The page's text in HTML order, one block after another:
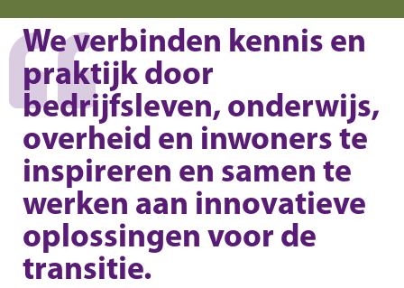
We verbinden kennis en
praktijk door
bedrijfsleven, onderwijs,
overheid en inwoners te
inspireren en samen te
werken aan innovatieve
oplossingen voor de
transitie.